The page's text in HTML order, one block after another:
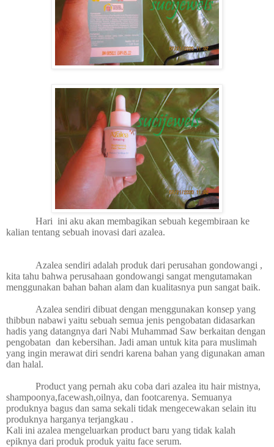
Hari ini aku akan membagikan sebuah kegembiraan ke
kalian tentang sebuah inovasi dari azalea.
Azalea sendiri adalah produk dari perusahan gondowangi ,
kita tahu bahwa perusahaan gondowangi sangat mengutamakan
menggunakan bahan bahan alam dan kualitasnya pun sangat baik.
Azalea sendiri dibuat dengan menggunakan konsep yang
thibbun nabawi yaitu sebuah semua jenis pengobatan didasarkan
hadis yang datangnya dari Nabi Muhammad Saw berkaitan dengan
pengobatan dan kebersihan. Jadi aman untuk kita para muslimah
yang ingin merawat diri sendri karena bahan yang digunakan aman
dan halal.
Product yang pernah aku coba dari azalea itu hair mistnya,
shampoonya,facewash,oilnya, dan footcarenya. Semuanya
produknya bagus dan sama sekali tidak mengecewakan selain itu
produknya harganya terjangkau .
Kali ini azalea mengeluarkan product baru yang tidak kalah
epiknya dari produk produk yaitu face serum.